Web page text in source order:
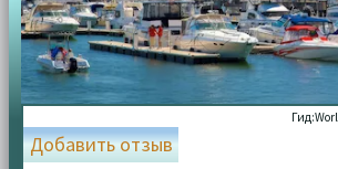
Гид:
Добавить отзыв